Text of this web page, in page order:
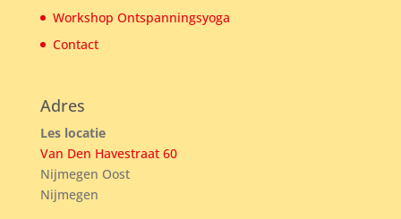
Workshop Ontspanningsyoga
Contact
Adres
Les locatie
Van Den Havestraat 60
Nijmegen Oost
Nijmegen